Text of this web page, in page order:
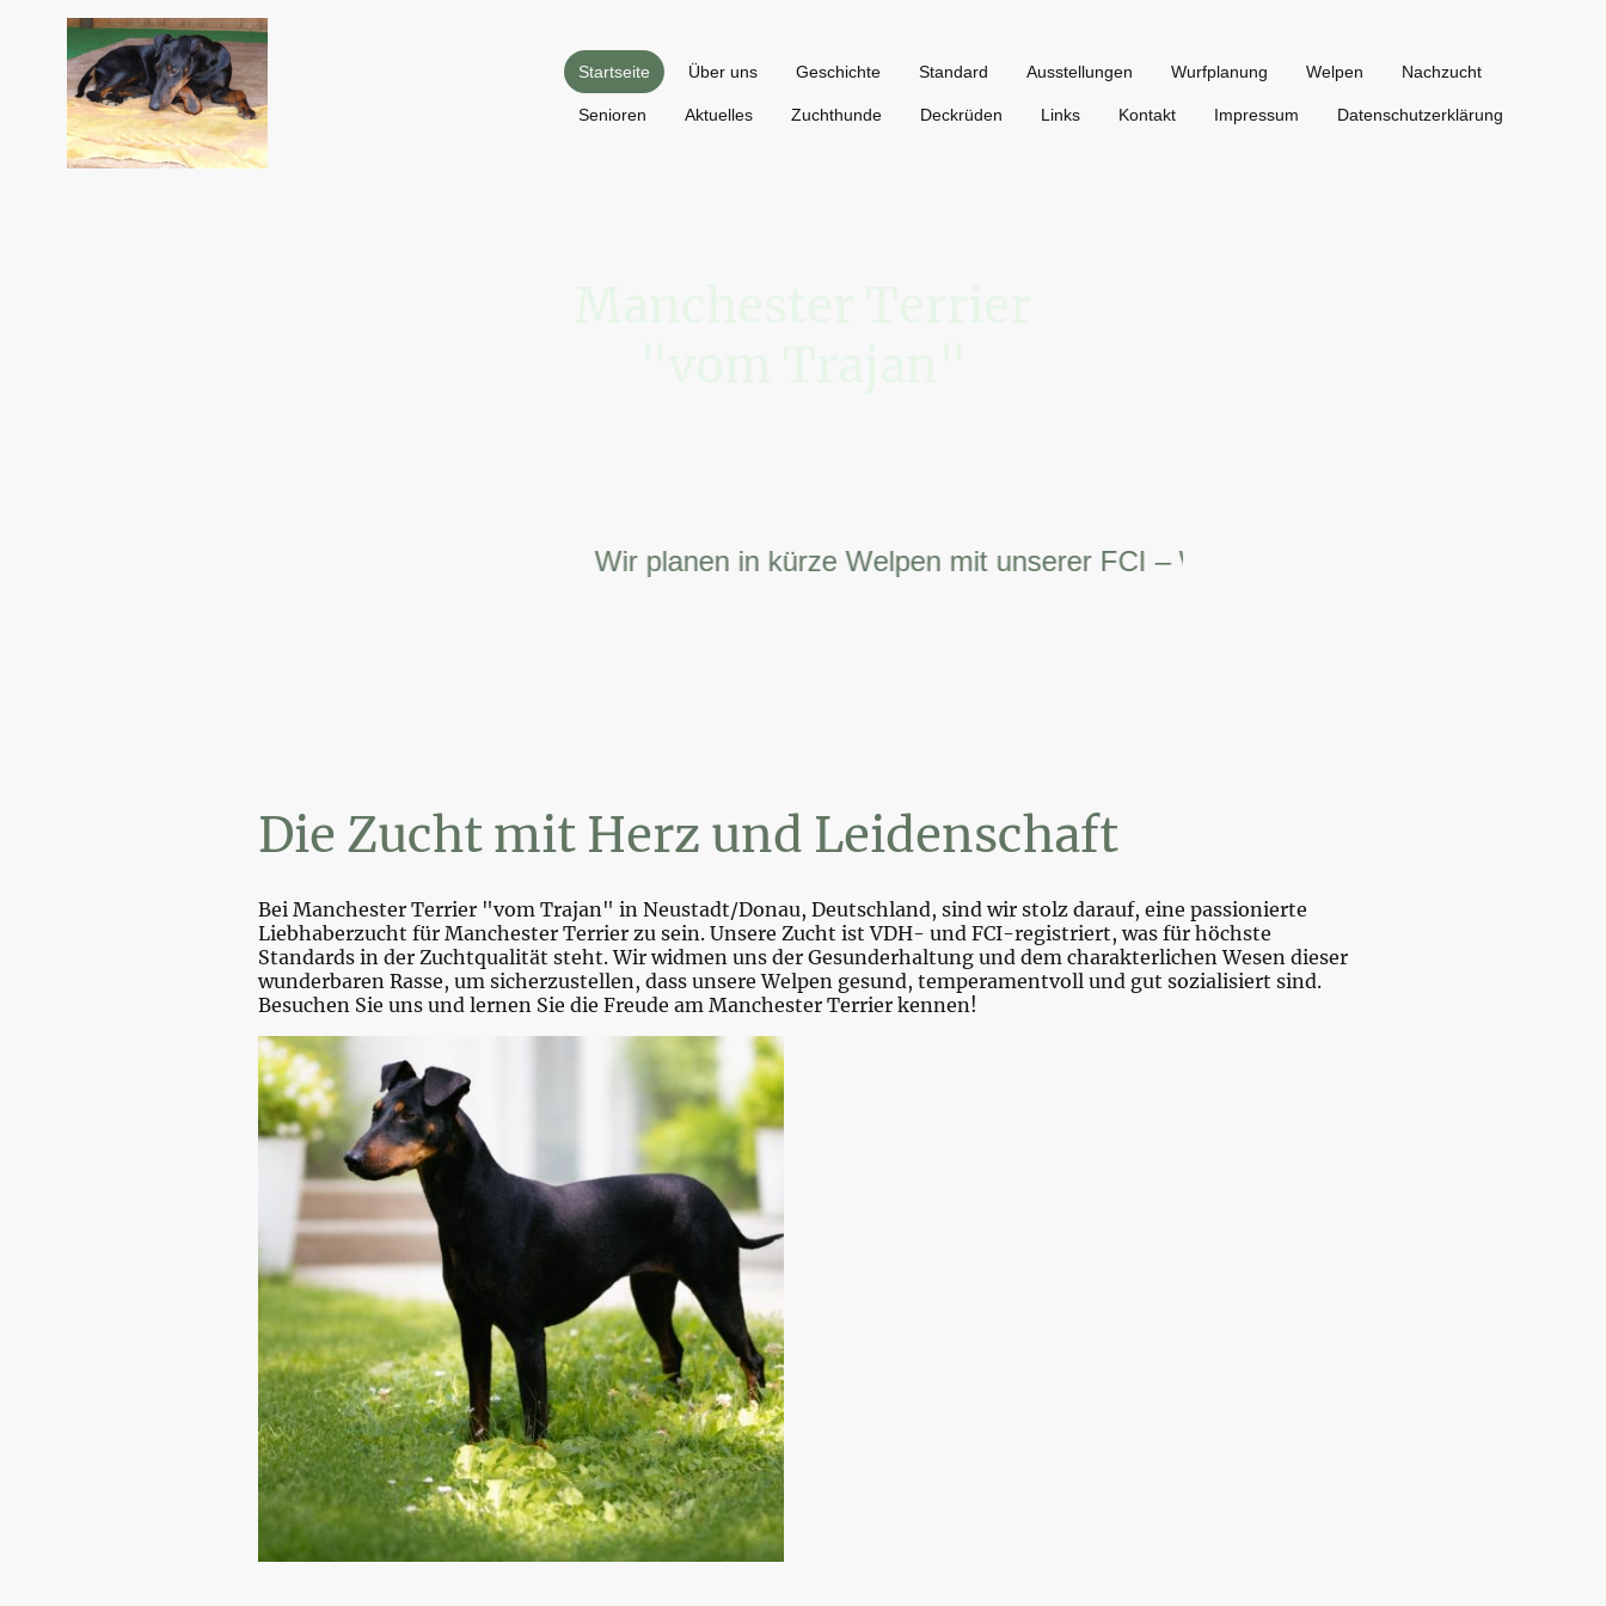
Startseite Über uns Geschichte Standard Ausstellungen Wurfplanung Welpen Nachzucht
Senioren Aktuelles Zuchthunde Deckrüden Links Kontakt Impressum Datenschutzerklärung
Wir planen in kürze Welpen mit unserer FCI – Weltsiegerin.
Die Zucht mit Herz und Leidenschaft
Bei Manchester Terrier "vom Trajan" in Neustadt/Donau, Deutschland, sind wir stolz darauf, eine passionierte
Liebhaberzucht für Manchester Terrier zu sein. Unsere Zucht ist VDH- und FCI-registriert, was für höchste
Standards in der Zuchtqualität steht. Wir widmen uns der Gesunderhaltung und dem charakterlichen Wesen dieser
wunderbaren Rasse, um sicherzustellen, dass unsere Welpen gesund, temperamentvoll und gut sozialisiert sind.
Besuchen Sie uns und lernen Sie die Freude am Manchester Terrier kennen!